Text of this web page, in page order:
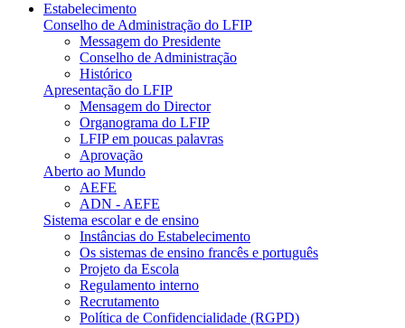
Estabelecimento
Conselho de Administração do LFIP
Messagem do Presidente
Conselho de Administração
Histórico
Apresentação do LFIP
Mensagem do Director
Organograma do LFIP
LFIP em poucas palavras
Aprovação
Aberto ao Mundo
AEFE
ADN - AEFE
Sistema escolar e de ensino
Instâncias do Estabelecimento
Os sistemas de ensino francês e português
Projeto da Escola
Regulamento interno
Recrutamento
Política de Confidencialidade (RGPD)